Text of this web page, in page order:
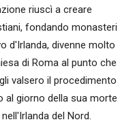
riuscì a creare
fondando monasteri
d'Irlanda, divenne molto
di Roma al punto che
valsero il procedimento
giorno della sua morte
del Nord.